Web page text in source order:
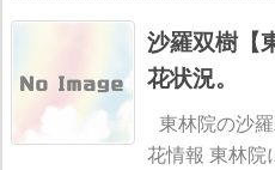
沙羅双樹【
花状況。
東林院の沙
花情報 東林院